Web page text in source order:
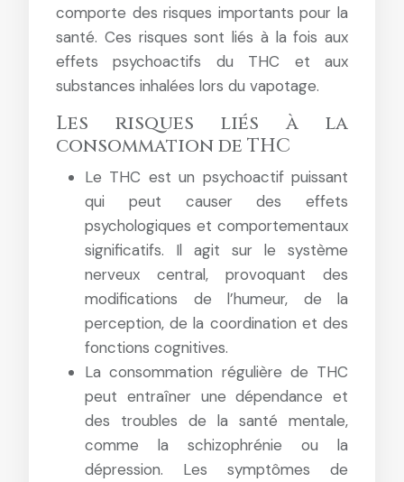
comporte des risques importants pour la
santé. Ces risques sont liés à la fois aux
effets psychoactifs du THC et aux
substances inhalées lors du vapotage.
Les risques liés à la
consommation de THC
Le THC est un psychoactif puissant
qui peut causer des effets
psychologiques et comportementaux
significatifs. Il agit sur le système
nerveux central, provoquant des
modifications de l’humeur, de la
perception, de la coordination et des
fonctions cognitives.
La consommation régulière de THC
peut entraîner une dépendance et
des troubles de la santé mentale,
comme la schizophrénie ou la
dépression. Les symptômes de